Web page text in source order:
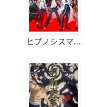
ヒプノシスマ...